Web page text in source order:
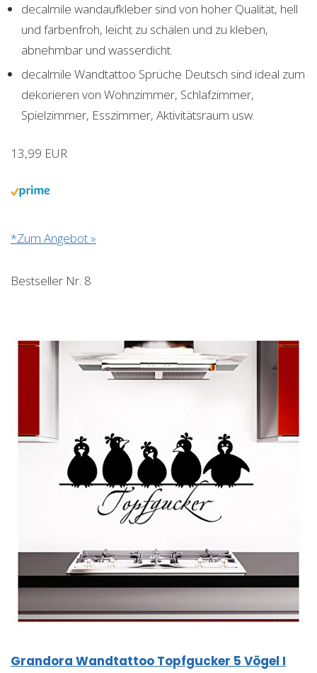
decalmile wandaufkleber sind von hoher Qualität, hell
und farbenfroh, leicht zu schälen und zu kleben,
abnehmbar und wasserdicht.
decalmile Wandtattoo Sprüche Deutsch sind ideal zum
dekorieren von Wohnzimmer, Schlafzimmer,
Spielzimmer, Esszimmer, Aktivitätsraum usw.
13,99 EUR
*Zum Angebot »
Bestseller Nr. 8
Grandora Wandtattoo Topfgucker 5 Vögel I